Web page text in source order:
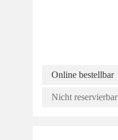
Online bestellbar
Nicht reservierbar